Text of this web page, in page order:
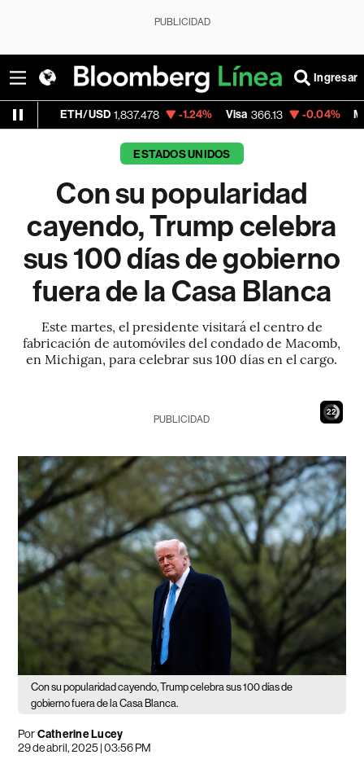
PUBLICIDAD
Ingresar
1,837.478 -1.24% Visa 366.13 -0.04% MercadoLibre
ESTADOS UNIDOS
Con su popularidad
cayendo, Trump celebra
sus 100 días de gobierno
fuera de la Casa Blanca
Este martes, el presidente visitará el centro de
fabricación de automóviles del condado de Macomb,
en Michigan, para celebrar sus 100 días en el cargo.
21
PUBLICIDAD
Con su popularidad cayendo, Trump celebra sus 100 días de
gobierno fuera de la Casa Blanca.
PorCatherine Lucey
29 de abril, 2025 | 03:56 PM